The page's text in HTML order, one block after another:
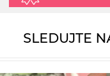
SLEDUJTE